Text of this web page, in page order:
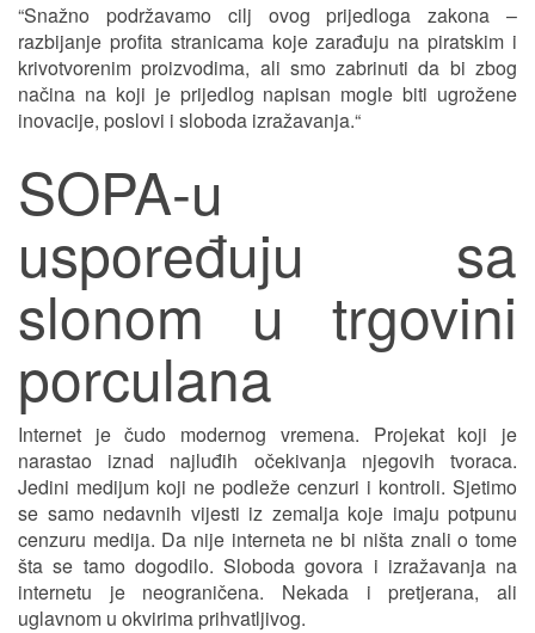
“Snažno podržavamo cilj ovog prijedloga zakona –
razbijanje profita stranicama koje zarađuju na piratskim i
krivotvorenim proizvodima, ali smo zabrinuti da bi zbog
načina na koji je prijedlog napisan mogle biti ugrožene
inovacije, poslovi i sloboda izražavanja.“
SOPA-u
uspoređuju sa
slonom u trgovini
porculana
Internet je čudo modernog vremena. Projekat koji je
narastao iznad najluđih očekivanja njegovih tvoraca.
Jedini medijum koji ne podleže cenzuri i kontroli. Sjetimo
se samo nedavnih vijesti iz zemalja koje imaju potpunu
cenzuru medija. Da nije interneta ne bi ništa znali o tome
šta se tamo dogodilo. Sloboda govora i izražavanja na
internetu je neograničena. Nekada i pretjerana, ali
uglavnom u okvirima prihvatljivog.